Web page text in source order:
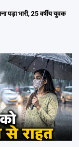
भारी, 25 वर्षीय युवक